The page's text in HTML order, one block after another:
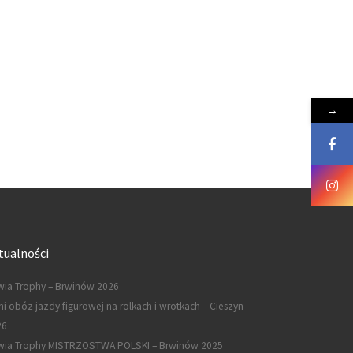
Trophy – Brwinów 2026
obóz jazdy figurowej na rolkach i wrotkach – Cieszyn
Trophy MISTRZOSTWA POLSKI – Brwinów 2025
→